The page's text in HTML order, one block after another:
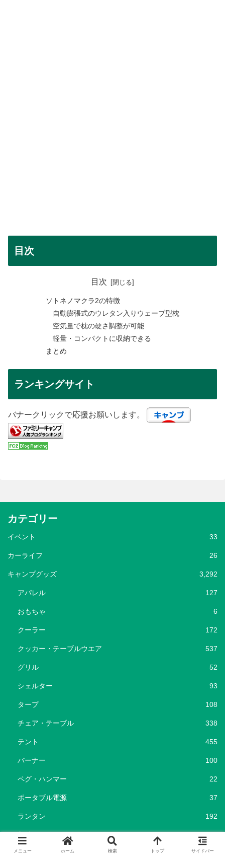
目次
目次
ソトネノマクラ2の特徴
自動膨張式のウレタン入りウェーブ型枕
空気量で枕の硬さ調整が可能
軽量・コンパクトに収納できる
まとめ
ランキングサイト
バナークリックで応援お願いします。
カテゴリー
イベント 33
カーライフ 26
キャンプグッズ 3,292
アパレル 127
おもちゃ 6
クーラー 172
クッカー・テーブルウエア 537
グリル 52
シェルター 93
タープ 108
チェア・テーブル 338
テント 455
バーナー 100
ペグ・ハンマー 22
ポータブル電源 37
ランタン 192
362
寝袋・コット 215
メニュー ホーム 検索 トップ サイドバー